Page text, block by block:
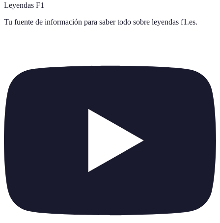
Leyendas F1
Tu fuente de información para saber todo sobre leyendas f1.es.